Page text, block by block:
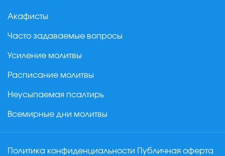
Акафисты
Часто задаваемые вопросы
Усиление молитвы
Расписание молитвы
Неусыпаемая псалтирь
Всемирные дни молитвы
Политика конфиденциальности Публичная оферта